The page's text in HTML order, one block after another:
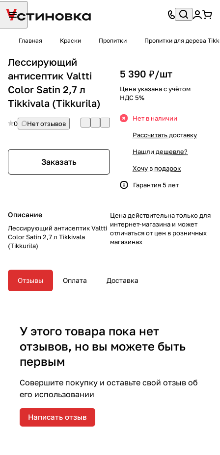
Главная Краски Пропитки Пропитки для дерева
Лессирующий
антисептик Valtti
Color Satin 2,7 л
Tikkivala (Tikkurila)
0 Нет отзывов
Заказать
Описание
Лессирующий антисептик Valtti
Color Satin 2,7 л Tikkivala
(Tikkurila)
5 390 ₽/шт
Цена указана с учётом
НДС 5%
Нет в наличии
Рассчитать доставку
Нашли дешевле?
Хочу в подарок
Гарантия 5 лет
Цена действительна только для
интернет-магазина и может
отличаться от цен в розничных
магазинах
Отзывы Оплата Доставка
У этого товара пока нет
отзывов, но вы можете быть
первым
Совершите покупку и оставьте свой отзыв об
его использовании
Написать отзыв